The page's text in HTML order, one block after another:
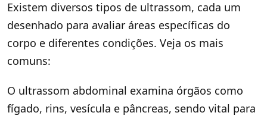
Existem diversos tipos de ultrassom, cada um
desenhado para avaliar áreas específicas do
corpo e diferentes condições. Veja os mais
comuns:
O ultrassom abdominal examina órgãos como
fígado, rins, vesícula e pâncreas, sendo vital para